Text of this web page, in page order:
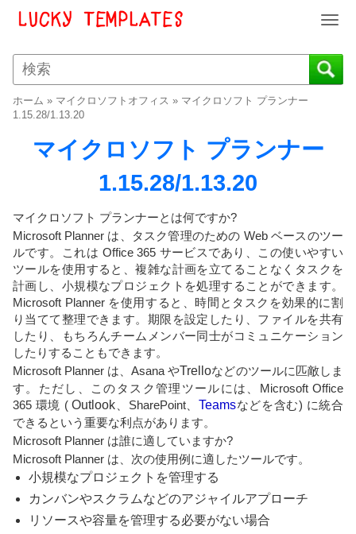
T
g
g
t
i
o
n
ホーム » マイクロソフトオフィス » マイクロソフト プランナー
1.15.28/1.13.20
マイクロソフト プランナー
1.15.28/1.13.20
マイクロソフト プランナーとは何ですか?
Microsoft Planner は、タスク管理のための Web ベースのツー
ルです。これは Office 365 サービスであり、この使いやすい
ツールを使用すると、複雑な計画を立てることなくタスクを
計画し、小規模なプロジェクトを処理することができます。
Microsoft Planner を使用すると、時間とタスクを効果的に割
り当てて整理できます。期限を設定したり、ファイルを共有
したり、もちろんチームメンバー同士がコミュニケーション
したりすることもできます。
Microsoft Planner は、Asana やTrelloなどのツールに匹敵しま
す。ただし、このタスク管理ツールには、Microsoft Office
365 環境 (Outlook 、SharePoint、Teamsなどを含む) に統合
できるという重要な利点があります。
Microsoft Planner は誰に適していますか?
Microsoft Planner は、次の使用例に適したツールです。
小規模なプロジェクトを管理する
カンバンやスクラムなどのアジャイルアプローチ
リソースや容量を管理する必要がない場合